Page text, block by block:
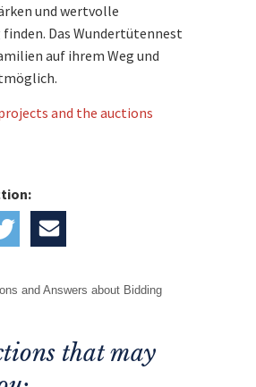
und wertvolle
Das Wundertütennest
auf ihrem Weg und
and the auctions
and Answers about Bidding
that may